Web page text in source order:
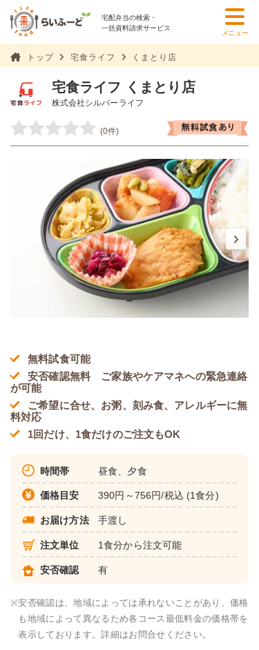
宅配弁当の検索・
一括資料請求サービス
メニュー
トップ 宅食ライフ くまとり店
宅食ライフ くまとり店
株式会社シルバーライフ
(0件)
無料試食可能
安否確認無料 ご家族やケアマネへの緊急連絡
が可能
ご希望に合せ、お粥、刻み食、アレルギーに無
料対応
1回だけ、1食だけのご注文もOK
時間帯 昼食、夕食
価格目安 390円～756円/税込 (1食分)
お届け方法 手渡し
注文単位 1食分から注文可能
安否確認 有
※安否確認は、地域によっては承れないことがあり、価格
も地域によって異なるため各コース最低料金の価格帯を
表示しております。詳細はお問合せください。